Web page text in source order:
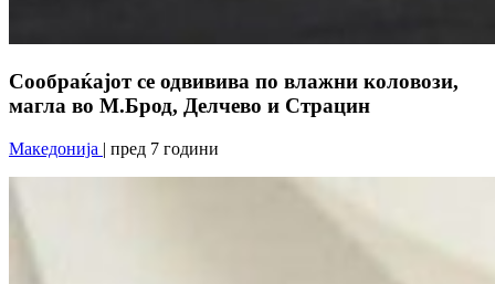
Сообраќајот се одвивива по влажни коловози,
магла во М.Брод, Делчево и Страцин
Македонија | пред 7 години